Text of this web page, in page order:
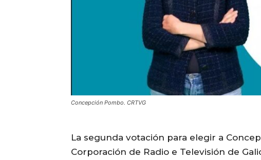
Concepción Pombo. CRTVG
La segunda votación para elegir a
Corporación de Radio e Televisión de